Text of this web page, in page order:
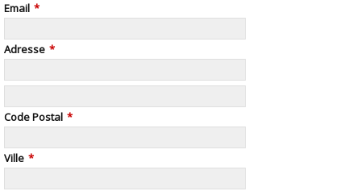
Email *
Adresse *
Code Postal *
Ville *